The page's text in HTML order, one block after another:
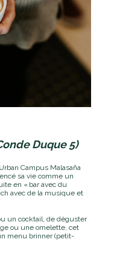
Duque 5)
Campus Malasaña
sa vie comme un
en « bar avec du
avec de la musique et
un cocktail, de déguster
ou une omelette, cet
menu brinner (petit-